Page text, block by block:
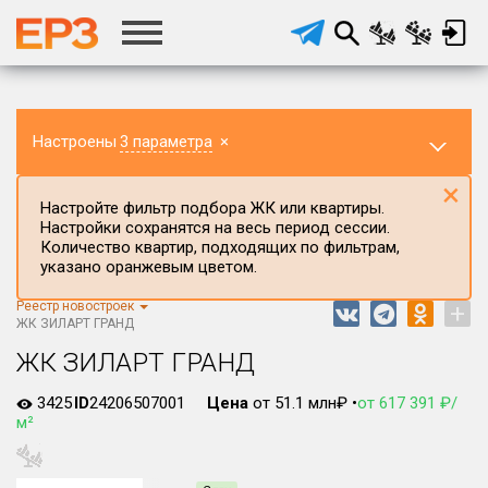
Настроены 3 параметра ×
Регион ЖК
Все
Настройте фильтр подбора ЖК или квартиры.
Настройки сохранятся на весь период сессии.
Количество квартир, подходящих по фильтрам,
указано оранжевым цветом.
×
Реестр новостроек
ЖК ЗИЛАРТ ГРАНД
+
ЖК ЗИЛАРТ ГРАНД
3425ID24206507001 Цена от 51.1 млн₽ •от 617 391 ₽/
м²